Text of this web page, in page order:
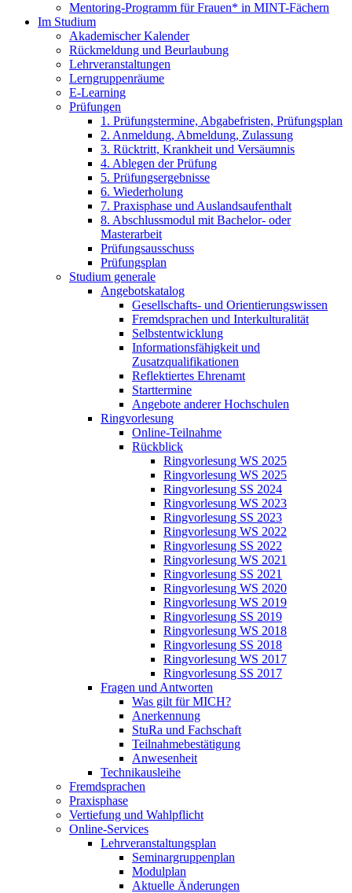
Mentoring-Programm für Frauen* in MINT-Fächern
Im Studium
Akademischer Kalender
Rückmeldung und Beurlaubung
Lehrveranstaltungen
Lerngruppenräume
E-Learning
Prüfungen
1. Prüfungstermine, Abgabefristen, Prüfungsplan
2. Anmeldung, Abmeldung, Zulassung
3. Rücktritt, Krankheit und Versäumnis
4. Ablegen der Prüfung
5. Prüfungsergebnisse
6. Wiederholung
7. Praxisphase und Auslandsaufenthalt
8. Abschlussmodul mit Bachelor- oder
Masterarbeit
Prüfungsausschuss
Prüfungsplan
Studium generale
Angebotskatalog
Gesellschafts- und Orientierungswissen
Fremdsprachen und Interkulturalität
Selbstentwicklung
Informationsfähigkeit und
Zusatzqualifikationen
Reflektiertes Ehrenamt
Starttermine
Angebote anderer Hochschulen
Ringvorlesung
Online-Teilnahme
Rückblick
Ringvorlesung WS 2025
Ringvorlesung WS 2025
Ringvorlesung SS 2024
Ringvorlesung WS 2023
Ringvorlesung SS 2023
Ringvorlesung WS 2022
Ringvorlesung SS 2022
Ringvorlesung WS 2021
Ringvorlesung SS 2021
Ringvorlesung WS 2020
Ringvorlesung WS 2019
Ringvorlesung SS 2019
Ringvorlesung WS 2018
Ringvorlesung SS 2018
Ringvorlesung WS 2017
Ringvorlesung SS 2017
Fragen und Antworten
Was gilt für MICH?
Anerkennung
StuRa und Fachschaft
Teilnahmebestätigung
Anwesenheit
Technikausleihe
Fremdsprachen
Praxisphase
Vertiefung und Wahlpflicht
Online-Services
Lehrveranstaltungsplan
Seminargruppenplan
Modulplan
Aktuelle Änderungen